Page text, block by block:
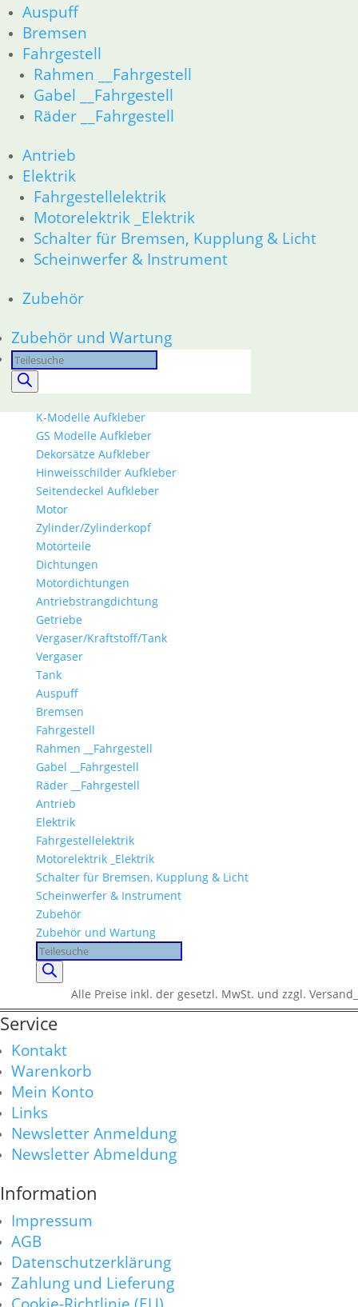
Auspuff
Bremsen
Fahrgestell
Rahmen __Fahrgestell
Gabel __Fahrgestell
Räder __Fahrgestell
Antrieb
Elektrik
Fahrgestellelektrik
Motorelektrik _Elektrik
Schalter für Bremsen, Kupplung & Licht
Scheinwerfer & Instrument
Zubehör
Zubehör und Wartung
Products
search
Kolben/Kolbenringe
Zylinderkopf
12 Motorelektrik
13 Vergaser
16 Tank __Mystic
18 Auspuff
21 Kupplung
26 Kardanwelle
31 Telegabel
32 Lenkung
33 Antrieb
34 Bremsen
36 Räder
51 Spiegel & Schlösser
61 Fahrzeugelektrik
63 Scheinwerfer
52 Sitzbank
K-Modelle Aufkleber
GS Modelle Aufkleber
Dekorsätze Aufkleber
Hinweisschilder Aufkleber
Seitendeckel Aufkleber
Motor
Zylinder/Zylinderkopf
Motorteile
Dichtungen
Motordichtungen
Antriebstrangdichtung
Getriebe
Vergaser/Kraftstoff/Tank
Vergaser
Tank
Auspuff
Bremsen
Fahrgestell
Rahmen __Fahrgestell
Gabel __Fahrgestell
Räder __Fahrgestell
Antrieb
Elektrik
Fahrgestellelektrik
Motorelektrik _Elektrik
Schalter für Bremsen, Kupplung & Licht
Scheinwerfer & Instrument
Zubehör
Zubehör und Wartung
Products
search
Alle Preise inkl. der gesetzl. MwSt. und zzgl. Versand_
Service
Kontakt
Warenkorb
Mein Konto
Links
Newsletter Anmeldung
Newsletter Abmeldung
Information
Impressum
AGB
Datenschutzerklärung
Zahlung und Lieferung